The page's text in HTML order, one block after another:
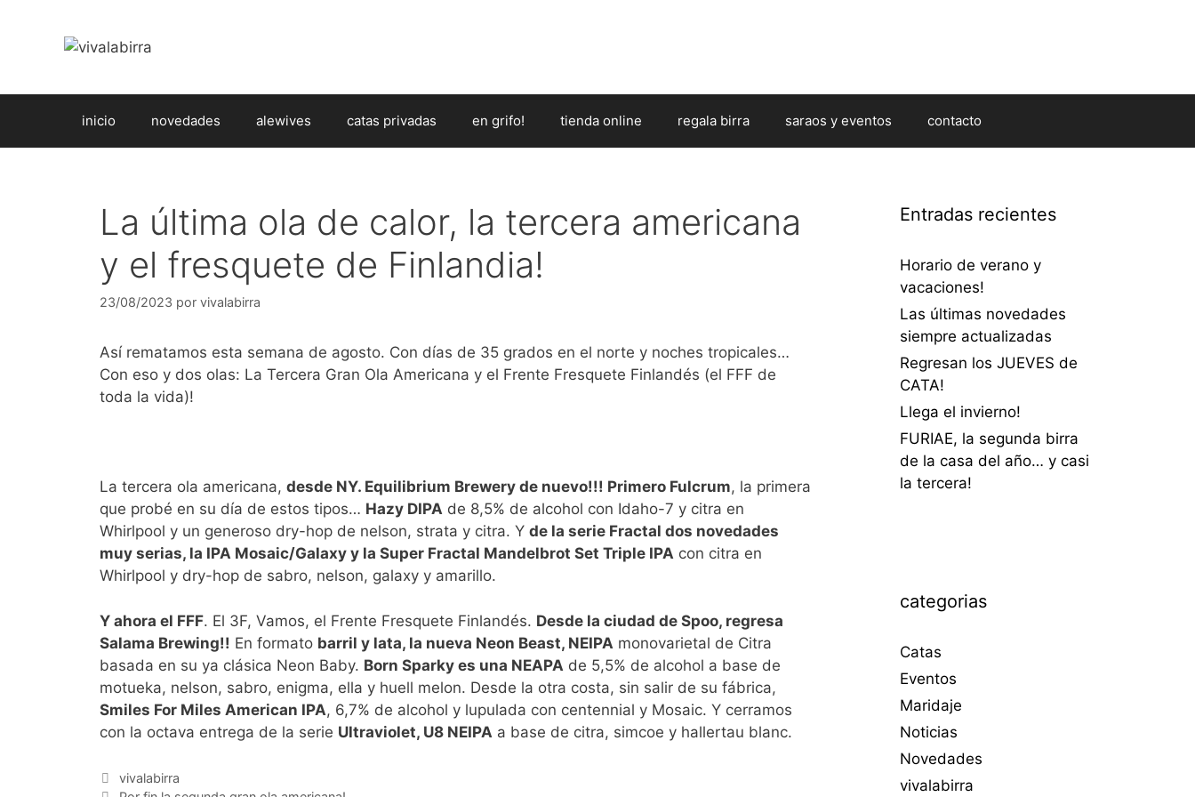
contenido
inicio novedades alewives catas privadas en grifo! tienda online regala birra saraos y eventos contacto
La última ola de calor, la tercera americana
y el fresquete de Finlandia!
23/08/2023 por vivalabirra
Así rematamos esta semana de agosto. Con días de 35 grados en el norte y noches tropicales…
Con eso y dos olas: La Tercera Gran Ola Americana y el Frente Fresquete Finlandés (el FFF de
toda la vida)!
La tercera ola americana, desde NY. Equilibrium Brewery de nuevo!!! Primero Fulcrum, la primera
que probé en su día de estos tipos… Hazy DIPA de 8,5% de alcohol con Idaho-7 y citra en
Whirlpool y un generoso dry-hop de nelson, strata y citra. Y de la serie Fractal dos novedades
muy serias, la IPA Mosaic/Galaxy y la Super Fractal Mandelbrot Set Triple IPA con citra en
Whirlpool y dry-hop de sabro, nelson, galaxy y amarillo.
Y ahora el FFF. El 3F, Vamos, el Frente Fresquete Finlandés. Desde la ciudad de Spoo, regresa
Salama Brewing!! En formato barril y lata, la nueva Neon Beast, NEIPA monovarietal de Citra
basada en su ya clásica Neon Baby. Born Sparky es una NEAPA de 5,5% de alcohol a base de
motueka, nelson, sabro, enigma, ella y huell melon. Desde la otra costa, sin salir de su fábrica,
Smiles For Miles American IPA, 6,7% de alcohol y lupulada con centennial y Mosaic. Y cerramos
con la octava entrega de la serie Ultraviolet, U8 NEIPA a base de citra, simcoe y hallertau blanc.
Categorías
vivalabirra
Entradas recientes
Horario de verano y
vacaciones!
Las últimas novedades
siempre actualizadas
Regresan los JUEVES de
CATA!
Llega el invierno!
FURIAE, la segunda birra
de la casa del año… y casi
la tercera!
categorias
Catas
Eventos
Maridaje
Noticias
Novedades
vivalabirra